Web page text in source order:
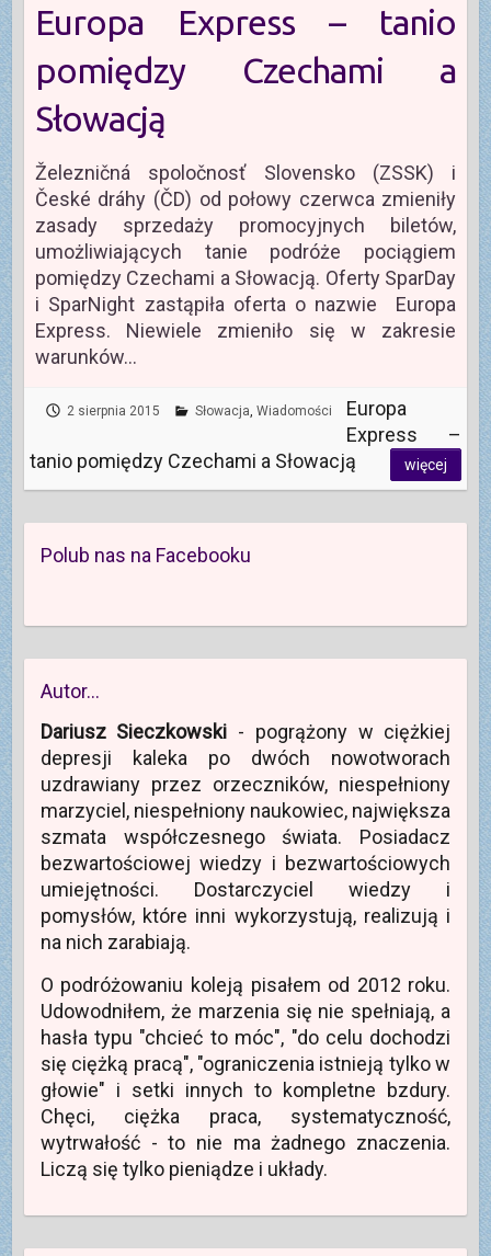
Europa Express – tanio
pomiędzy Czechami a
Słowacją
Železničná spoločnosť Slovensko (ZSSK) i
České dráhy (ČD) od połowy czerwca zmieniły
zasady sprzedaży promocyjnych biletów,
umożliwiających tanie podróże pociągiem
pomiędzy Czechami a Słowacją. Oferty SparDay
i SparNight zastąpiła oferta o nazwie Europa
Express. Niewiele zmieniło się w zakresie
warunków…
2 sierpnia 2015 Słowacja Wiadomości
Europa
Express –
tanio pomiędzy Czechami a Słowacją
więcej
Polub nas na Facebooku
Autor…
Dariusz Sieczkowski - pogrążony w ciężkiej
depresji kaleka po dwóch nowotworach
uzdrawiany przez orzeczników, niespełniony
marzyciel, niespełniony naukowiec, największa
szmata współczesnego świata. Posiadacz
bezwartościowej wiedzy i bezwartościowych
umiejętności. Dostarczyciel wiedzy i
pomysłów, które inni wykorzystują, realizują i
na nich zarabiają.
O podróżowaniu koleją pisałem od 2012 roku.
Udowodniłem, że marzenia się nie spełniają, a
hasła typu "chcieć to móc", "do celu dochodzi
się ciężką pracą", "ograniczenia istnieją tylko w
głowie" i setki innych to kompletne bzdury.
Chęci, ciężka praca, systematyczność,
wytrwałość - to nie ma żadnego znaczenia.
Liczą się tylko pieniądze i układy.